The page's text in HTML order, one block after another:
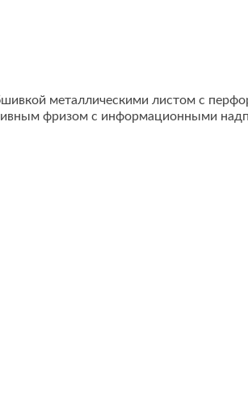
металлическими листом с
фризом с информационными